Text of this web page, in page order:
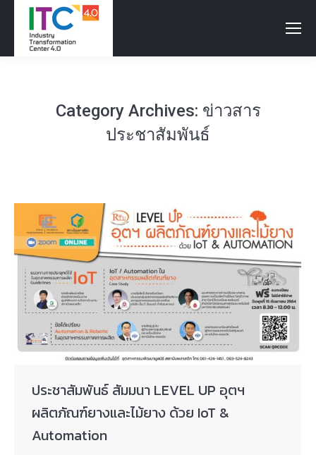
Category Archives: ข่าวสาร
ประชาสัมพันธ์
ประชาสัมพันธ์ สัมมนา LEVEL UP อุตฯ
ผลิตภัณฑ์ยางและไม้ยาง ด้วย IoT &
Automation